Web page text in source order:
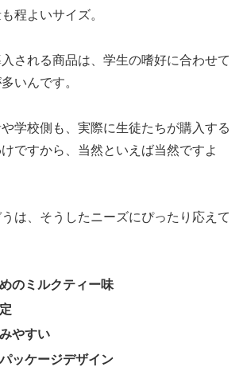
程よいサイズ。
される商品は、学生の嗜好に合わせて
いんです。
学校側も、実際に生徒たちが購入する
ですから、当然といえば当然ですよ
は、そうしたニーズにぴったり応えて
のミルクティー味
やすい
ッケージデザイン